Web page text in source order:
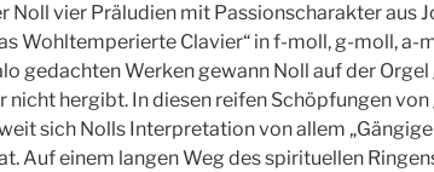
Noll vier Präludien mit Passionscharakter aus
Wohltemperierte Clavier“ in f-moll, g-moll, a-
gedachten Werken gewann Noll auf der
nicht hergibt. In diesen reifen Schöpfungen
sich Nolls Interpretation von allem
Auf einem langen Weg des spirituellen